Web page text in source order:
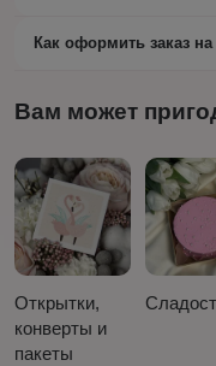
Как оформить заказ
Вам может
Открытки,
конверты и
пакеты